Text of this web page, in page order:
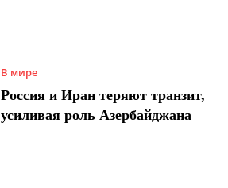
В мире
Россия и Иран теряют транзит,
усиливая роль Азербайджана